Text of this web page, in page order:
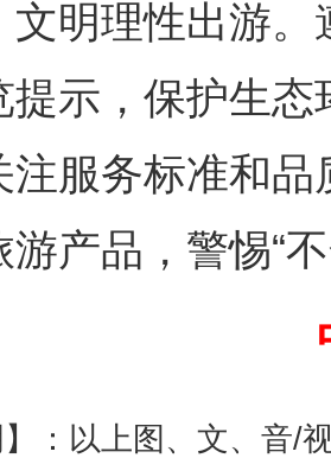
理性出游。
提示，保护生
注服务标准和
产品，警惕“
】：以上图、文、音/